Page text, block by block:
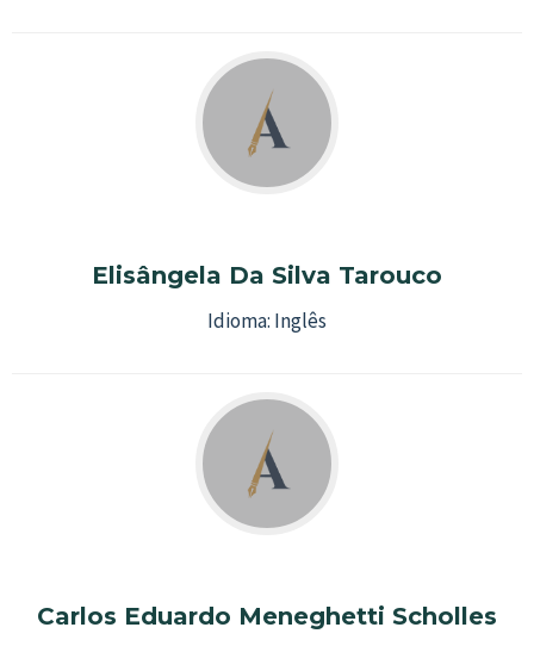
Elisângela Da Silva Tarouco
Idioma: Inglês
Carlos Eduardo Meneghetti Scholles